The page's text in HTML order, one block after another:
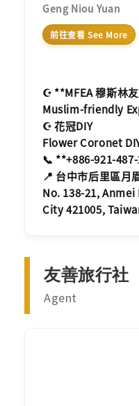
Geng Niou Yuan
前往查看 See More
☪️ **MFEA 穆斯林
Muslim-friendly
☪️ 花冠DIY
Flower Coronet
📞 **+886-921-
📍 台中市后里區月
No. 138-21,
City 421005,
友善旅行社
Agent